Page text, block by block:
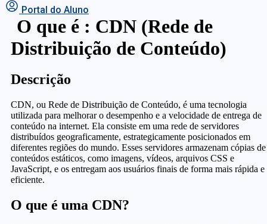
Portal do Aluno
O que é : CDN (Rede de
Distribuição de Conteúdo)
Descrição
CDN, ou Rede de Distribuição de Conteúdo, é uma tecnologia
utilizada para melhorar o desempenho e a velocidade de entrega de
conteúdo na internet. Ela consiste em uma rede de servidores
distribuídos geograficamente, estrategicamente posicionados em
diferentes regiões do mundo. Esses servidores armazenam cópias de
conteúdos estáticos, como imagens, vídeos, arquivos CSS e
JavaScript, e os entregam aos usuários finais de forma mais rápida e
eficiente.
O que é uma CDN?